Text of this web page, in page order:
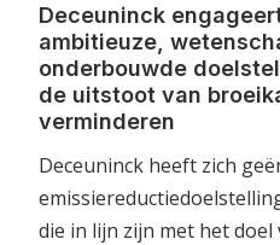
Deceuninck
ambitieuze,
onderbouwde
de uitstoot van
verminderen
Deceuninck heeft zich
die in lijn zijn met het doel